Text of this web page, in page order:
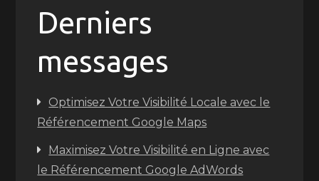
Derniers
messages
Optimisez Votre Visibilité Locale avec le
Référencement Google Maps
Maximisez Votre Visibilité en Ligne avec
le Référencement Google AdWords